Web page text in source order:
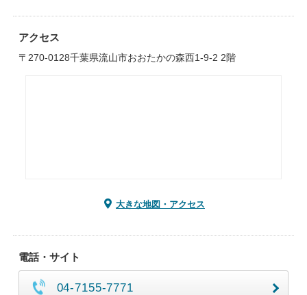
アクセス
〒270-0128千葉県流山市おおたかの森西1-9-2 2階
大きな地図・アクセス
電話・サイト
04-7155-7771